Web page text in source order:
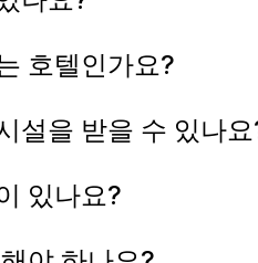
호텔인가요?
설을 받을 수 있나요
있나요?